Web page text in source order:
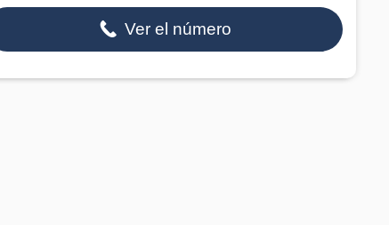
Ver el número